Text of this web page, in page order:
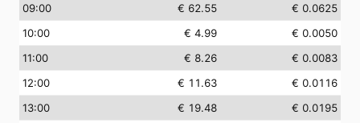
09:00
€ 62.55
€ 0.0625
10:00
€ 4.99
€ 0.0050
11:00
€ 8.26
€ 0.0083
12:00
€ 11.63
€ 0.0116
13:00
€ 19.48
€ 0.0195